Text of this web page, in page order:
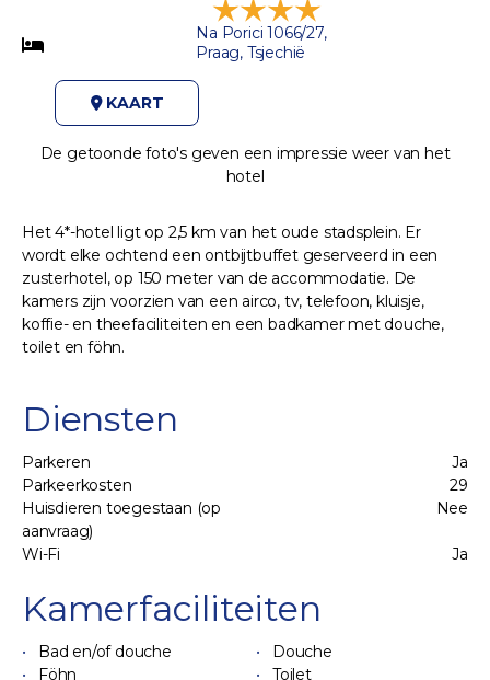
Na Porici 1066/27,
Praag, Tsjechië
KAART
De getoonde foto's geven een impressie weer van het
hotel
Het 4*-hotel ligt op 2,5 km van het oude stadsplein. Er
wordt elke ochtend een ontbijtbuffet geserveerd in een
zusterhotel, op 150 meter van de accommodatie. De
kamers zijn voorzien van een airco, tv, telefoon, kluisje,
koffie- en theefaciliteiten en een badkamer met douche,
toilet en föhn.
Diensten
Parkeren
Ja
Parkeerkosten
29
Huisdieren toegestaan (op
aanvraag)
Nee
Wi-Fi Ja
Kamerfaciliteiten
Bad en/of douche
Douche
Föhn
Toilet